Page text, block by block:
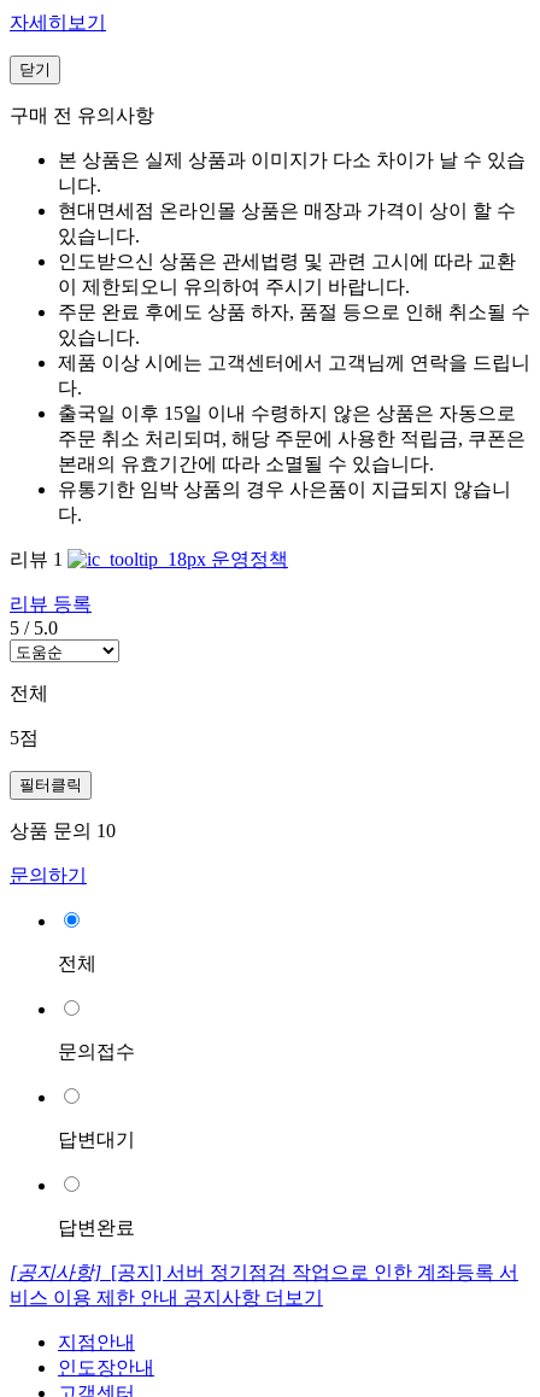
자세히보기
닫기
구매 전 유의사항
본 상품은 실제 상품과 이미지가 다소 차이가 날 수 있습
니다.
현대면세점 온라인몰 상품은 매장과 가격이 상이 할 수
있습니다.
인도받으신 상품은 관세법령 및 관련 고시에 따라 교환
이 제한되오니 유의하여 주시기 바랍니다.
주문 완료 후에도 상품 하자, 품절 등으로 인해 취소될 수
있습니다.
제품 이상 시에는 고객센터에서 고객님께 연락을 드립니
다.
출국일 이후 15일 이내 수령하지 않은 상품은 자동으로
주문 취소 처리되며, 해당 주문에 사용한 적립금, 쿠폰은
본래의 유효기간에 따라 소멸될 수 있습니다.
유통기한 임박 상품의 경우 사은품이 지급되지 않습니
다.
리뷰 1 운영정책
리뷰 등록
5 / 5.0
전체
5점
필터클릭
상품 문의 10
문의하기
전체
문의접수
답변대기
답변완료
[공지사항] [공지] 서버 정기점검 작업으로 인한 계좌등록 서
비스 이용 제한 안내 공지사항 더보기
지점안내
인도장안내
고객센터